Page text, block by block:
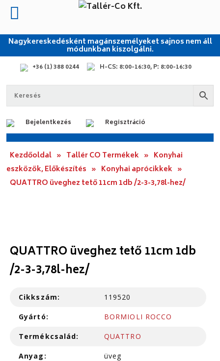
Nagykereskedésként magánszemélyeket sajnos nem áll
módunkban kiszolgálni.
+36 (1) 388 0244 H-CS: 8:00-16:30, P: 8:00-16:30
Bejelentkezés Regisztráció
Kezdőoldal » Tallér CO Termékek » Konyhai
eszközök, Előkészítés » Konyhai aprócikkek »
QUATTRO üveghez tető 11cm 1db /2-3-3,78l-hez/
QUATTRO üveghez tető 11cm 1db
/2-3-3,78l-hez/
Cikkszám: 119520
Gyártó: BORMIOLI ROCCO
Termékcsalád: QUATTRO
Anyag: üveg